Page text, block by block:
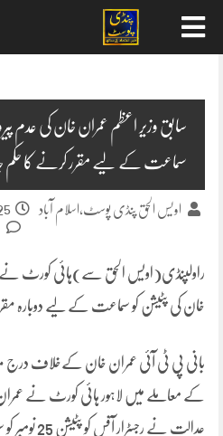
سابق وزیر اعظم عمران خان کی عدم
سماعت کے لیے مقرر کرنے کا حکم
اویس الحق پنڈی پوسٹ،اسلام آباد
راولپنڈی(اویس الحق سے)ہائی کورٹ نے
خان کی پٹیشن کو سماعت کے لیے دوبارہ
بانی پی ٹی آئی عمران خان کےخلاف درج
کے معاملے میں لاہور ہائی کورٹ نے
عدالت نے